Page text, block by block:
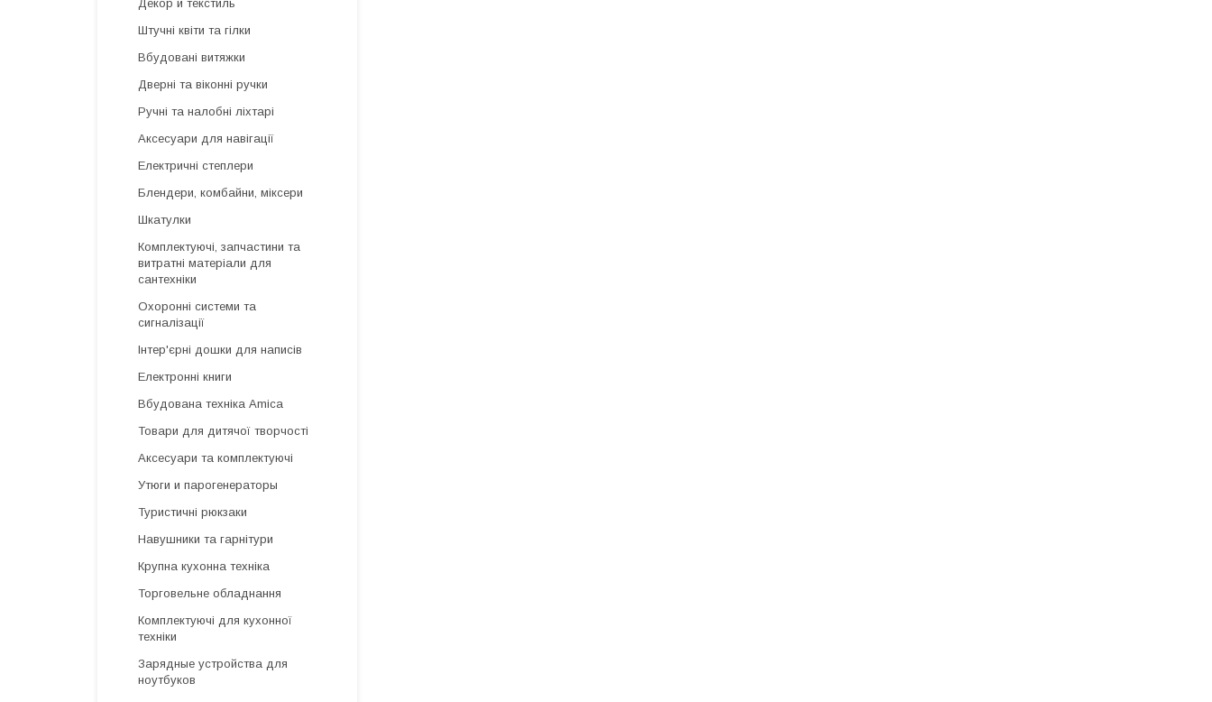
Декор и текстиль
Штучні квіти та гілки
Вбудовані витяжки
Дверні та віконні ручки
Ручні та налобні ліхтарі
Аксесуари для навігації
Електричні степлери
Блендери, комбайни, міксери
Шкатулки
Комплектуючі, запчастини та
витратні матеріали для
сантехніки
Охоронні системи та
сигналізації
Інтер'єрні дошки для написів
Електронні книги
Вбудована техніка Amica
Товари для дитячої творчості
Аксесуари та комплектуючі
Утюги и парогенераторы
Туристичні рюкзаки
Навушники та гарнітури
Крупна кухонна техніка
Торговельне обладнання
Комплектуючі для кухонної
техніки
Зарядные устройства для
ноутбуков